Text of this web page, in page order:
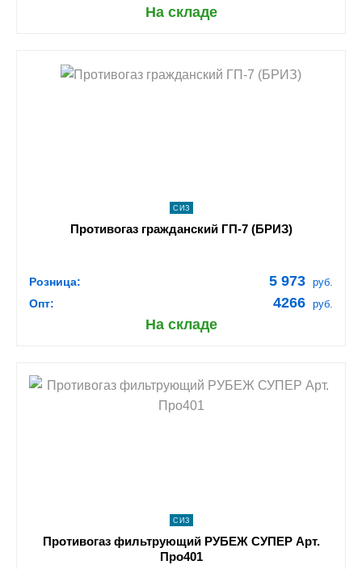
На складе
shopping_cart В КОРЗИНУ
СИЗ
Противогаз гражданский ГП-7 (БРИЗ)
Розница: 5 973 руб.
Опт: 4266 руб.
На складе
shopping_cart В КОРЗИНУ
СИЗ
Противогаз фильтрующий РУБЕЖ СУПЕР Арт.
Про401